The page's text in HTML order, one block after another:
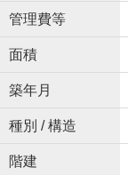
管理費等
面積
築年月
種別 / 構造
階建